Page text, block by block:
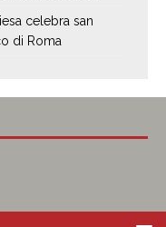
celebra san
di Roma